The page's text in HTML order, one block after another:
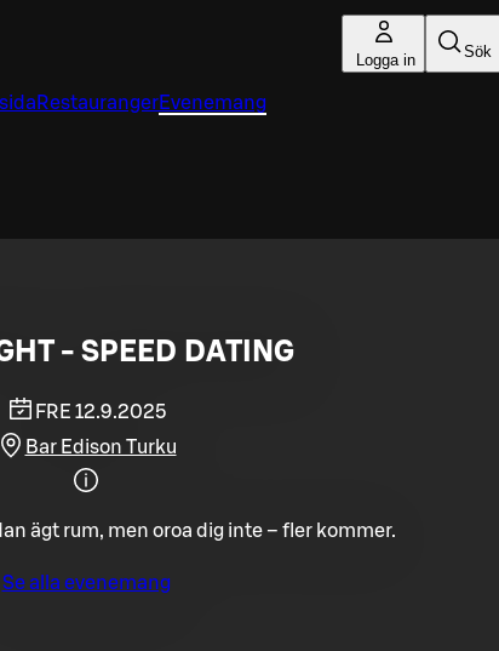
Logga in Sök
RestaurangerEvenemang
- SPEED DATING
FRE 12.9.2025
Bar Edison Turku
ägt rum, men oroa dig inte – fler kommer.
Se alla evenemang